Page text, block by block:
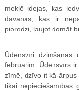
meklē idejas, kas
dāvanas, kas ir
pieredzi, ļaujot domāt
Ūdensvīri
februārim. Ūdensvīrs
zīmē, dzīvo it kā ārpus
tikai nepieciešamības